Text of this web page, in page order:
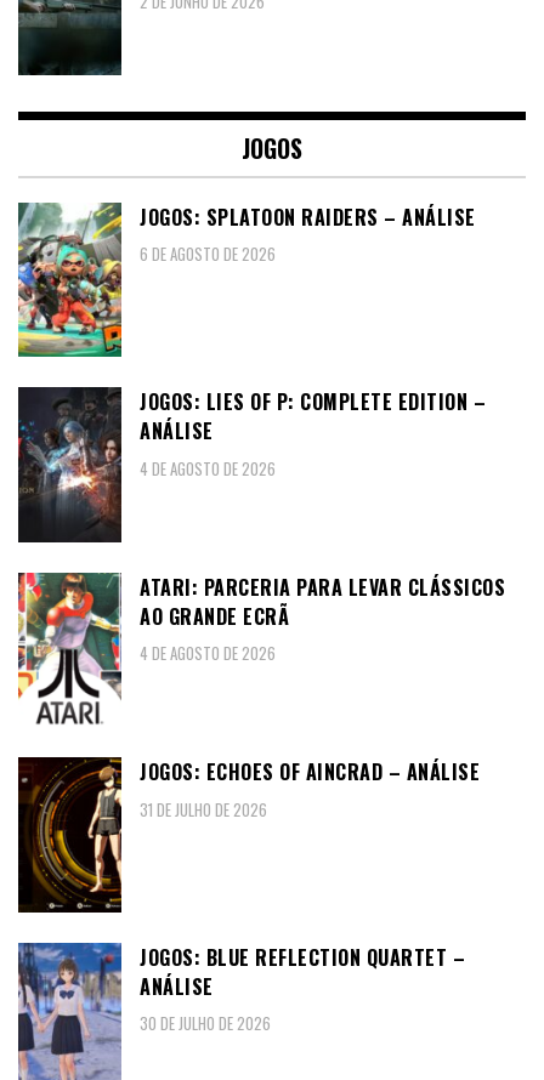
JOGOS
JOGOS: SPLATOON RAIDERS – ANÁLISE
6 DE AGOSTO DE 2026
JOGOS: LIES OF P: COMPLETE EDITION –
ANÁLISE
4 DE AGOSTO DE 2026
ATARI: PARCERIA PARA LEVAR CLÁSSICOS
AO GRANDE ECRÃ
4 DE AGOSTO DE 2026
JOGOS: ECHOES OF AINCRAD – ANÁLISE
31 DE JULHO DE 2026
JOGOS: BLUE REFLECTION QUARTET –
ANÁLISE
30 DE JULHO DE 2026